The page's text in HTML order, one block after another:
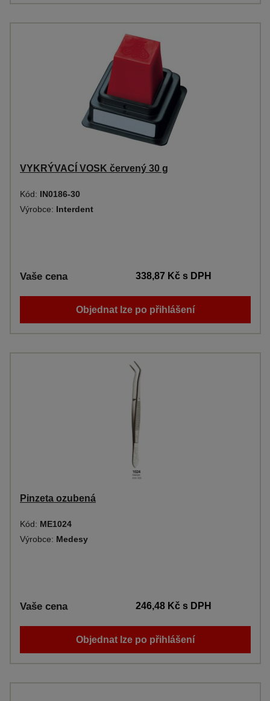
VYKRÝVACÍ VOSK červený 30 g
Kód: IN0186-30
Výrobce: Interdent
Vaše cena 338,87 Kčs DPH
Objednat lze po přihlášení
Pinzeta ozubená
Kód: ME1024
Výrobce: Medesy
Vaše cena 246,48 Kčs DPH
Objednat lze po přihlášení